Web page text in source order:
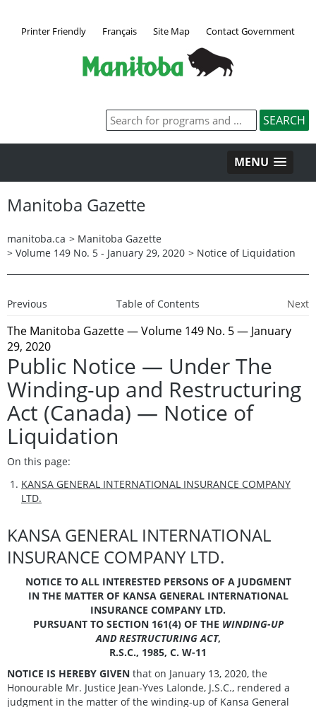
Printer Friendly Français Site Map Contact Government
MENU
Manitoba Gazette
manitoba.ca > Manitoba Gazette
> Volume 149 No. 5 - January 29, 2020 > Notice of Liquidation
Previous Table of Contents Next
The Manitoba Gazette— Volume 149 No. 5 — January
29, 2020
Public Notice — Under The
Winding-up and Restructuring
Act (Canada) — Notice of
Liquidation
On this page:
KANSA GENERAL INTERNATIONAL INSURANCE COMPANY
LTD.
KANSA GENERAL INTERNATIONAL
INSURANCE COMPANY LTD.
NOTICE TO ALL INTERESTED PERSONS OF A JUDGMENT
IN THE MATTER OF KANSA GENERAL INTERNATIONAL
INSURANCE COMPANY LTD.
PURSUANT TO SECTION 161(4) OF THE WINDING-UP
AND RESTRUCTURING ACT,
R.S.C., 1985, C. W-11
NOTICE IS HEREBY GIVEN that on January 13, 2020, the
Honourable Mr. Justice Jean-Yves Lalonde, J.S.C., rendered a
judgment in the matter of the winding-up of Kansa General